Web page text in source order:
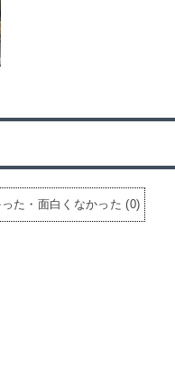
た・面白くなかった (0)